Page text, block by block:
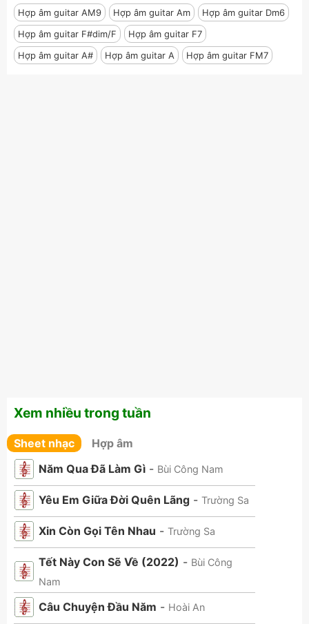
Hợp âm guitar AM9 Hợp âm guitar Am
Hợp âm guitar Dm6
Hợp âm guitar F#dim/F
Hợp âm guitar F7
Hợp âm guitar A#
Hợp âm guitar A Hợp âm guitar FM7
Xem nhiều trong tuần
Sheet nhạc
Hợp âm
Năm Qua Đã Làm Gì - Bùi Công Nam
Yêu Em Giữa Đời Quên Lãng - Trường Sa
Xin Còn Gọi Tên Nhau - Trường Sa
Tết Này Con Sẽ Về (2022) - Bùi Công
Nam
Câu Chuyện Đầu Năm - Hoài An